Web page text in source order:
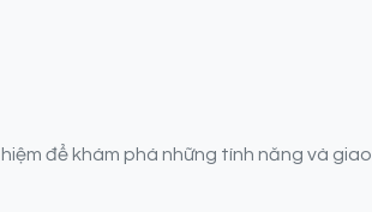
để khám phá những tính năng và giao